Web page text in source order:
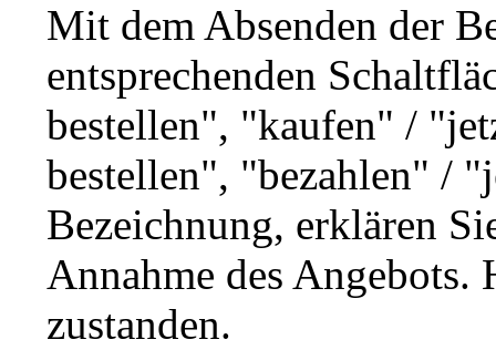
Mit dem Absenden der
entsprechenden
bestellen", "kaufen" /
bestellen", "bezahlen" /
Bezeichnung, erklären
Annahme des
zustanden.